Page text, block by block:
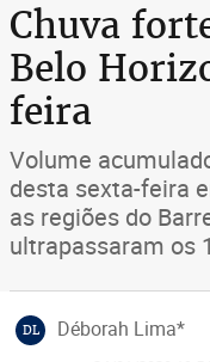
Chuva
Belo
feira
Volume
desta sexta-feira
as regiões do
ultrapassaram os
DL Déborah Lima*